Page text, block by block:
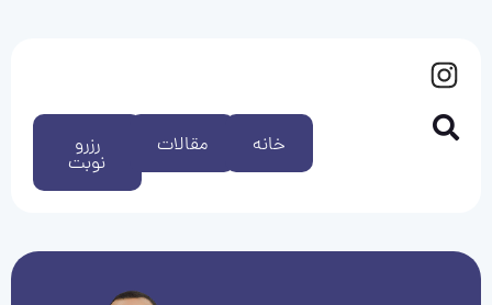
رزرو
نوبت
مقالات خانه